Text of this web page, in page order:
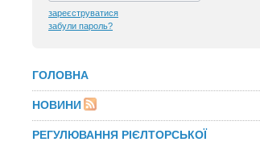
зареєструватися
забули пароль?
ГОЛОВНА
НОВИНИ
РЕГУЛЮВАННЯ РІЄЛТОРСЬКОЇ